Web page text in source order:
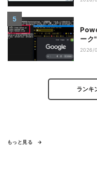
ーク
2026/
ランキ
もっと見る